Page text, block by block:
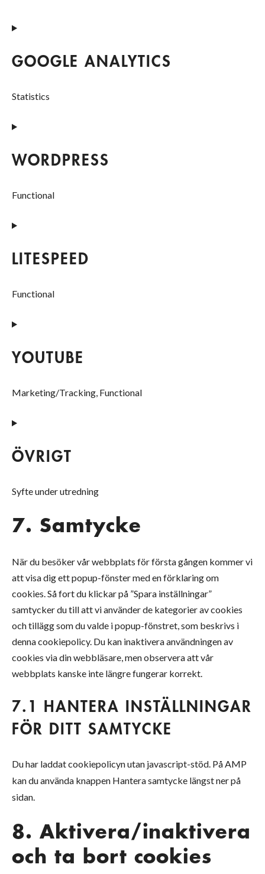
GOOGLE ANALYTICS
Statistics
Consent
service
analytics
WORDPRESS
Functional
Consent
service
LITESPEED
Functional
Consent
service
YOUTUBE
Marketing/Tracking, Functional
Consent
service
ÖVRIGT
Syfte under utredning
Consent
7. Samtycke
När du besöker vår webbplats för första gången kommer vi
att visa dig ett popup-fönster med en förklaring om
cookies. Så fort du klickar på ”Spara inställningar”
samtycker du till att vi använder de kategorier av cookies
och tillägg som du valde i popup-fönstret, som beskrivs i
denna cookiepolicy. Du kan inaktivera användningen av
cookies via din webbläsare, men observera att vår
webbplats kanske inte längre fungerar korrekt.
7.1 HANTERA INSTÄLLNINGAR
FÖR DITT SAMTYCKE
Du har laddat cookiepolicyn utan javascript-stöd. På AMP
kan du använda knappen Hantera samtycke längst ner på
sidan.
8. Aktivera/inaktivera
och ta bort cookies